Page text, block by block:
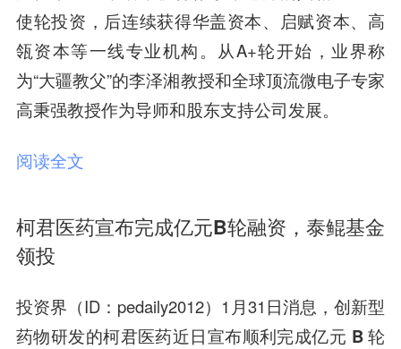
使轮投资，后连续获得华盖资本、启赋资本、高
瓴资本等一线专业机构。从A+轮开始，业界称
为“大疆教父”的李泽湘教授和全球顶流微电子专家
高秉强教授作为导师和股东支持公司发展。
阅读全文
柯君医药宣布完成亿元B轮融资，泰鲲基金
领投
投资界（ID：pedaily2012）1月31日消息，创新型
药物研发的柯君医药近日宣布顺利完成亿元 B 轮